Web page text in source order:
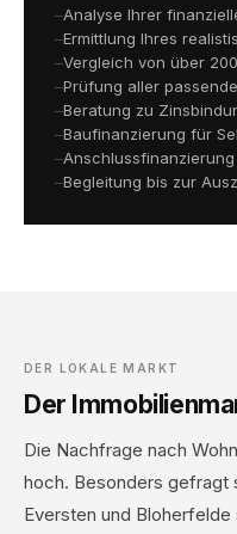
Analyse Ihrer
Ermittlung Ihres
Vergleich von über
Prüfung aller
Beratung zu
Baufinanzierung für
Begleitung bis zur
DER LOKALE MARKT
Der
Die Nachfrage nach
hoch. Besonders gefragt
Eversten und